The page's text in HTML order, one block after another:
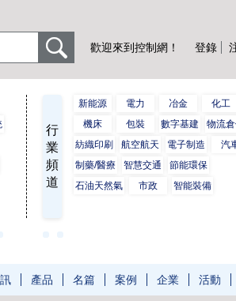
歡迎來到控制網！ 登錄
行
業
頻
道
新能源 電力 冶金
化工
機床
包裝 數字基建
物流
紡織印刷
航空航天 電子制造
汽
制藥/醫療
智慧交通
節能環保
石油天然氣
市政 智能裝備
產品 名篇 案例 企業 活動